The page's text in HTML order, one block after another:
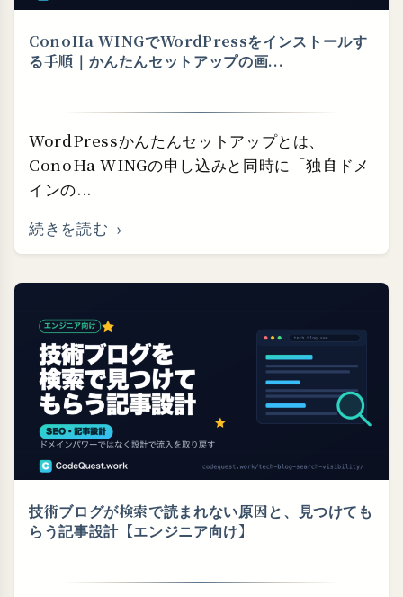
ConoHa WINGでWordPressをインストールす
る手順｜かんたんセットアップの画...
WordPressかんたんセットアップとは、
ConoHa WINGの申し込みと同時に「独自ドメ
インの...
続きを読む
技術ブログが検索で読まれない原因と、見つけても
らう記事設計【エンジニア向け】